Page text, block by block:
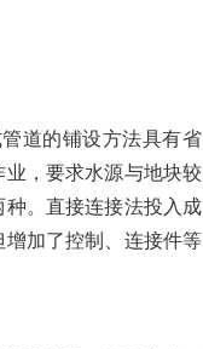
道的铺设方法具有省
，要求水源与地块较
。直接连接法投入成
加了控制、连接件等